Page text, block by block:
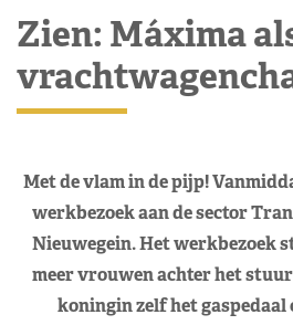
Zien: Máxima
Met de vlam in de pijp!
werkbezoek aan de sector
Nieuwegein. Het werkbezoek
meer vrouwen achter het
koningin zelf het gaspedaal